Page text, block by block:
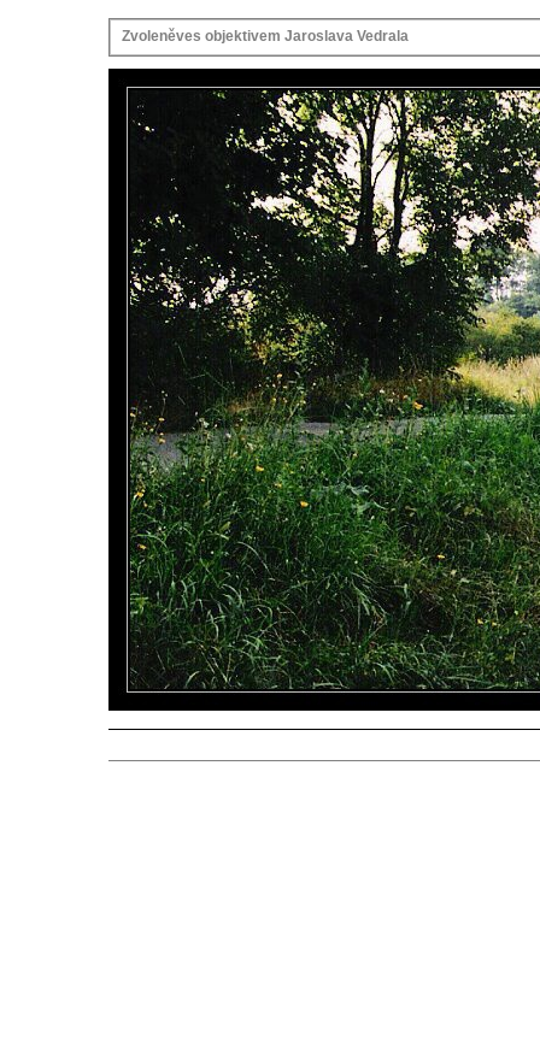
Zvoleněves objektivem Jaroslava Vedrala